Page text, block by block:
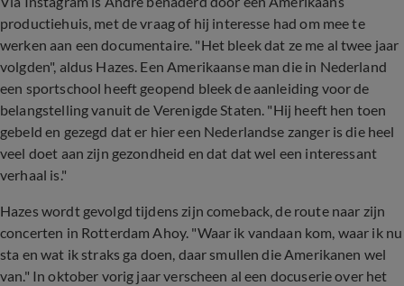
productiehuis, met de vraag of hij interesse had om mee te
werken aan een documentaire. "Het bleek dat ze me al twee jaar
volgden", aldus Hazes. Een Amerikaanse man die in Nederland
een sportschool heeft geopend bleek de aanleiding voor de
belangstelling vanuit de Verenigde Staten. "Hij heeft hen toen
gebeld en gezegd dat er hier een Nederlandse zanger is die heel
veel doet aan zijn gezondheid en dat dat wel een interessant
verhaal is."
Hazes wordt gevolgd tijdens zijn comeback, de route naar zijn
concerten in Rotterdam Ahoy. "Waar ik vandaan kom, waar ik nu
sta en wat ik straks ga doen, daar smullen die Amerikanen wel
van." In oktober vorig jaar verscheen al een docuserie over het